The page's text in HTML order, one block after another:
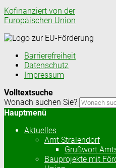
Kofinanziert von der
Europäischen Union
Barrierefreiheit
Datenschutz
Impressum
Volltextsuche
Wonach suchen Sie?
Hauptmenü
Aktuelles
Amt Stralendorf
Grußwort
Bauprojekte mit